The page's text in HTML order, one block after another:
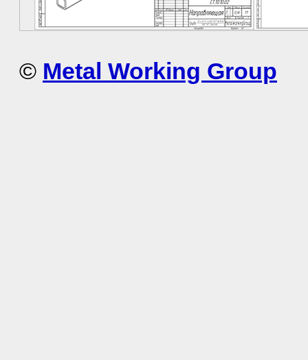
© Metal Working Group